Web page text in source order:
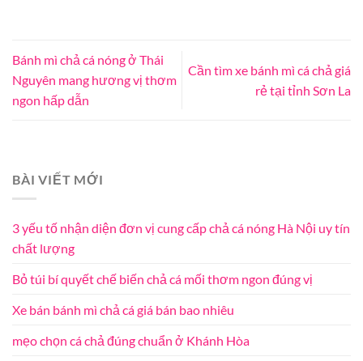
Bánh mì chả cá nóng ở Thái
Nguyên mang hương vị thơm
ngon hấp dẫn
Cần tìm xe bánh mì cá chả giá
rẻ tại tỉnh Sơn La
BÀI VIẾT MỚI
3 yếu tố nhận diện đơn vị cung cấp chả cá nóng Hà Nội uy tín
chất lượng
Bỏ túi bí quyết chế biến chả cá mối thơm ngon đúng vị
Xe bán bánh mì chả cá giá bán bao nhiêu
mẹo chọn cá chả đúng chuẩn ở Khánh Hòa